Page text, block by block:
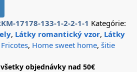
17178-133-1-2-2-1-1 Kategórie:
, Látky romantický vzor, Látky
, Home sweet home, šitie
objednávky nad 50€